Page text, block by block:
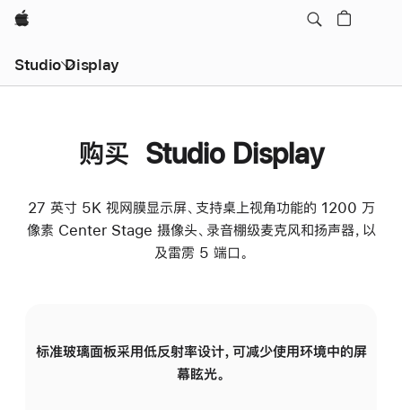
Apple
Studio Display
购买 Studio Display
27 英寸 5K 视网膜显示屏、支持桌上视角功能的 1200 万
像素 Center Stage 摄像头、录音棚级麦克风和扬声器，以
及雷雳 5 端口。
标准玻璃面板采用低反射率设计，可减少使用环境中的屏
幕眩光。